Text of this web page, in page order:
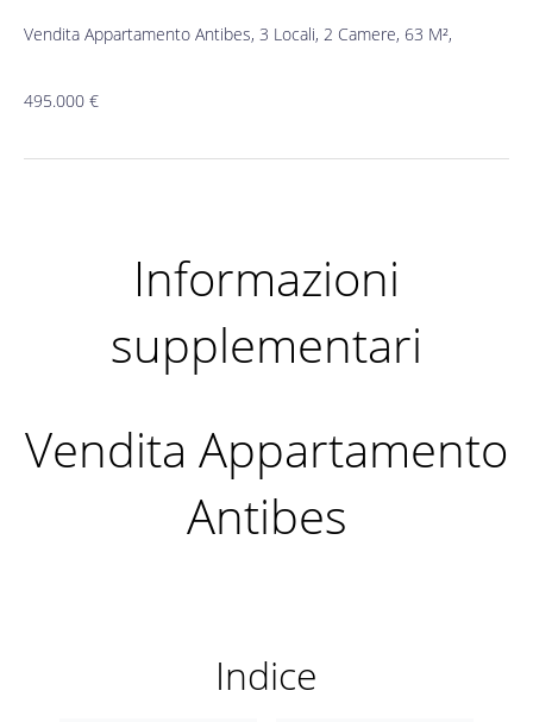
Vendita Appartamento Antibes, 3 Locali, 2 Camere, 63 M²,
495.000 €
Informazioni
supplementari
Vendita Appartamento
Antibes
Indice